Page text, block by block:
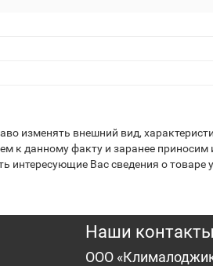
изменять внешний вид,
к данному факту и заранее приносим
интересующие Вас сведения о товаре
Наши контакты
ООО